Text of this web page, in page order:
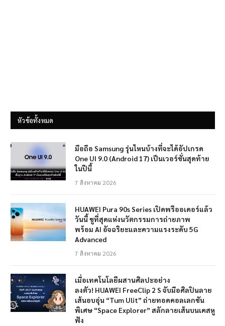
หัวข้อทั้งหมด
มือถือ Samsung รุ่นไหนบ้างที่จะได้อัปเกรด
One UI 9.0 (Android 17) เป็นเวอร์ชั่นสุดท้าย
ในปีนี้
7 สิงหาคม 2026
HUAWEI Pura 90s Series เปิดพรีออเดอร์แล้ว
วันนี้ ชูที่สุดแห่งนวัตกรรมการถ่ายภาพ
พร้อม AI อัจฉริยะและความแรงระดับ 5G
Advanced
7 สิงหาคม 2026
เมื่อเทคโนโลยีผสานศิลปะอย่าง
ลงตัว! HUAWEI FreeClip 2 S จับมือศิลปินลาย
เส้นอบอุ่น “Tum Ulit” ถ่ายทอดคอลเลกชัน
พิเศษ “Space Explorer” สลักลายเส้นบนเคสหู
ฟัง